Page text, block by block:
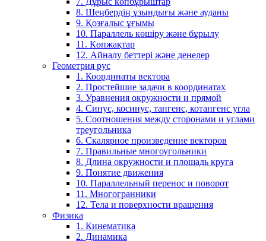
8. Шеңбердің ұзындығы және ауданы
9. Қозғалыс ұғымы
10. Параллель көшіру және бұрылу
11. Көпжақтар
12. Айналу беттері және денелер
Геометрия рус
1. Координаты вектора
2. Простейшие задачи в координатах
3. Уравнения окружности и прямой
4. Синус, косинус, тангенс, котангенс угла
5. Соотношения между сторонами и углами
треугольника
6. Скалярное произведение векторов
7. Правильные многоугольники
8. Длина окружности и площадь круга
9. Понятие движения
10. Параллельный перенос и поворот
11. Многогранники
12. Тела и поверхности вращения
Физика
1. Кинематика
2. Динамика